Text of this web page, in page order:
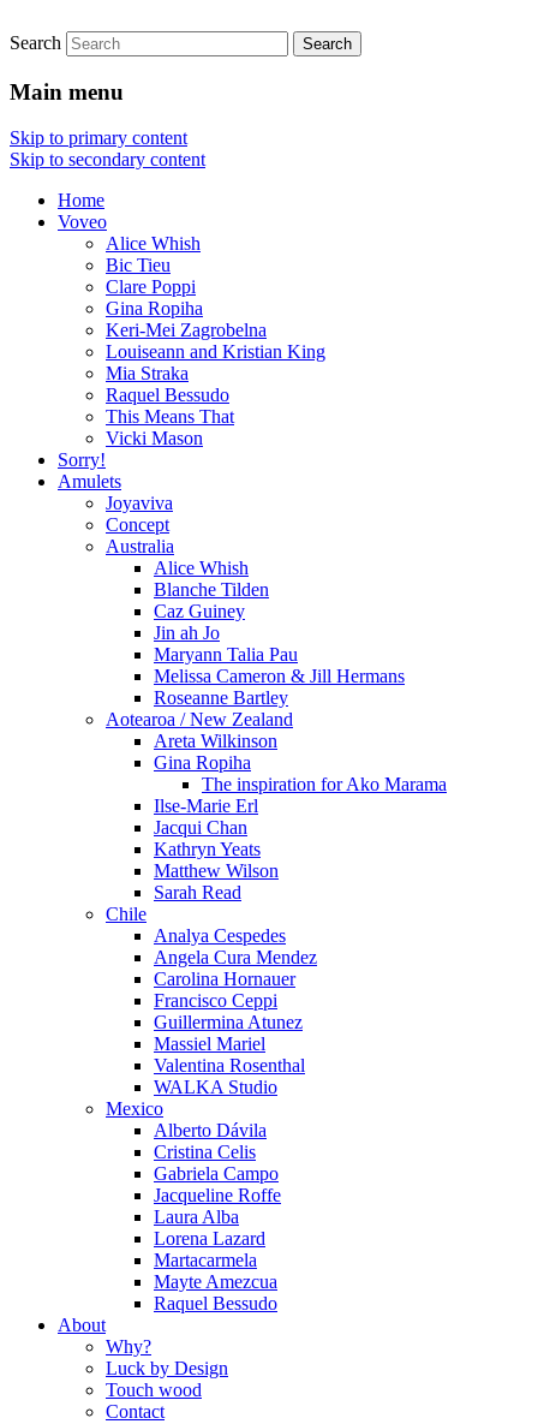
Joyaviva
Live Jewellery
Search
Main menu
Skip to primary content
Skip to secondary content
Home
Voveo
Alice Whish
Bic Tieu
Clare Poppi
Gina Ropiha
Keri-Mei Zagrobelna
Louiseann and Kristian King
Mia Straka
Raquel Bessudo
This Means That
Vicki Mason
Sorry!
Amulets
Joyaviva
Concept
Australia
Alice Whish
Blanche Tilden
Caz Guiney
Jin ah Jo
Maryann Talia Pau
Melissa Cameron & Jill Hermans
Roseanne Bartley
Aotearoa / New Zealand
Areta Wilkinson
Gina Ropiha
The inspiration for Ako Marama
Ilse-Marie Erl
Jacqui Chan
Kathryn Yeats
Matthew Wilson
Sarah Read
Chile
Analya Cespedes
Angela Cura Mendez
Carolina Hornauer
Francisco Ceppi
Guillermina Atunez
Massiel Mariel
Valentina Rosenthal
WALKA Studio
Mexico
Alberto Dávila
Cristina Celis
Gabriela Campo
Jacqueline Roffe
Laura Alba
Lorena Lazard
Martacarmela
Mayte Amezcua
Raquel Bessudo
About
Why?
Luck by Design
Touch wood
Contact